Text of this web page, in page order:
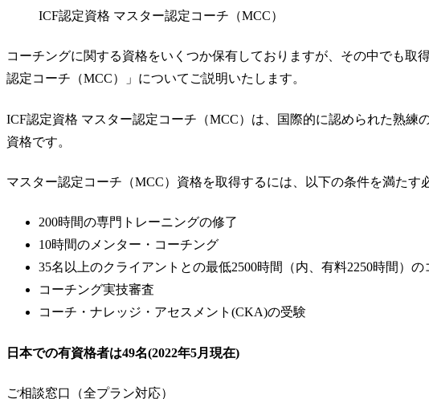
ICF認定資格 マスター認定コーチ（MCC）
コーチングに関する資格をいくつか保有しておりますが、その中でも取
認定コーチ（MCC）
」についてご説明いたします。
ICF認定資格 マスター認定コーチ（MCC）は、国際的に認められた熟練
資格です。
マスター認定コーチ（MCC）資格を取得するには、以下の条件を満たす
200時間の専門トレーニングの修了
10時間のメンター・コーチング
35名以上のクライアントとの最低2500時間（内、有料2250時間）
コーチング実技審査
コーチ・ナレッジ・アセスメント(CKA)の受験
日本での有資格者は49名(2022年5月現在)
ご相談窓口（全プラン対応）